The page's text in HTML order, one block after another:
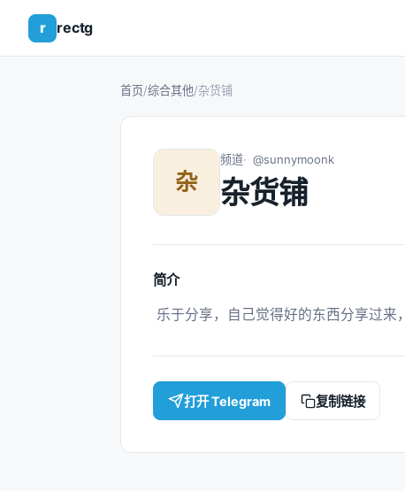
r rectg
首页/综合其他/杂货铺
杂
频道 @sunnymoonk
杂货铺
简介
乐于分享，自己觉得好的东西分享过
打开 Telegram 复制链接